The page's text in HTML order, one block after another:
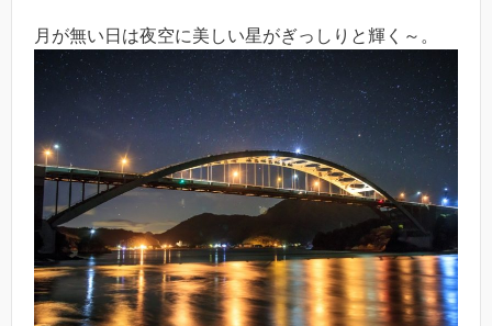
月が無い日は夜空に美しい星がぎっしりと輝く～。